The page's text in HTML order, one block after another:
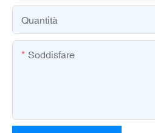
Quantità
Soddisfare